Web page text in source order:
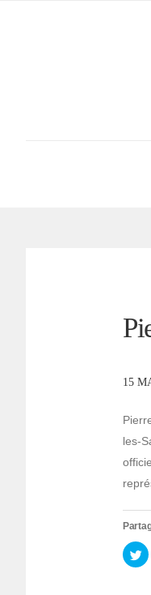
15
les-